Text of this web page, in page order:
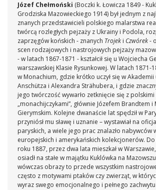
Józef Chełmoński (Boczki k. Łowicza 1849 -
Grodziska Mazowieckiego 1914) był jednym z
znanych przedstawicieli polskiego malarstwa
twórcą rozległych pejzaży z Ukrainy i Podola,
zaprzęgów końskich - znanych Trojek i Czwórek-
scen rodzajowych i nastrojowych pejzaży
- w latach 1867-1871 - kształcił się u Wojciecha
warszawskiej Klasie Rysunkowej. W latach 1871-
w Monachium, gdzie krótko uczył się w
Anschütza i Alexandra Strähubera, i gdzie
jego twórczość wywarło zetknięcie się z polskimi
„monachijczykami”, głównie Józefem Brandtem i
Gierymskim. Kolejne dwanaście lat spędził w
przyniósł mu sławę i uznanie – wystawiał na
paryskich, a wiele jego prac znalazło nabywców
europejskich i amerykańskich kolekcjonerów. Do
roku 1887, przez dwa lata mieszkał w
osiadł na stałe w majątku Kuklówka na
wówczas obrazy to przede wszystkim
często z motywami ptaków czy zwierząt, w
wyraz swego emocjonalnego i pełnego